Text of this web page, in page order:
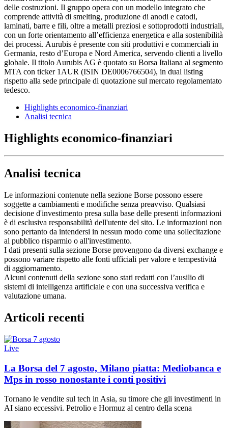
delle costruzioni. Il gruppo opera con un modello integrato che
comprende attività di smelting, produzione di anodi e catodi,
laminati, barre e fili, oltre a metalli preziosi e sottoprodotti industriali,
con un forte orientamento all’efficienza energetica e alla sostenibilità
dei processi. Aurubis è presente con siti produttivi e commerciali in
Germania, resto d’Europa e Nord America, servendo clienti a livello
globale. Il titolo Aurubis AG è quotato su Borsa Italiana al segmento
MTA con ticker 1AUR (ISIN DE0006766504), in dual listing
rispetto alla sede principale di quotazione sul mercato regolamentato
tedesco.
Highlights economico-finanziari
Analisi tecnica
Highlights economico-finanziari
Analisi tecnica
Le informazioni contenute nella sezione Borse possono essere
soggette a cambiamenti e modifiche senza preavviso. Qualsiasi
decisione d'investimento presa sulla base delle presenti informazioni
è di esclusiva responsabilità dell'utente del sito. Le informazioni non
sono pertanto da intendersi in nessun modo come una sollecitazione
al pubblico risparmio o all'investimento.
I dati presenti sulla sezione Borse provengono da diversi exchange e
possono variare rispetto alle fonti ufficiali per valore e tempestività
di aggiornamento.
Alcuni contenuti della sezione sono stati redatti con l’ausilio di
sistemi di intelligenza artificiale e con una successiva verifica e
valutazione umana.
Articoli recenti
Live
La Borsa del 7 agosto, Milano piatta: Mediobanca e
Mps in rosso nonostante i conti positivi
Tornano le vendite sul tech in Asia, su timore che gli investimenti in
AI siano eccessivi. Petrolio e Hormuz al centro della scena